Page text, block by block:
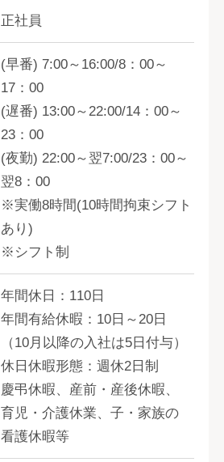
正社員
(早番) 7:00～16:00/8：00～
17：00
(遅番) 13:00～22:00/14：00～
23：00
(夜勤) 22:00～翌7:00/23：00～
翌8：00
※実働8時間(10時間拘束シフト
あり)
※シフト制
年間休日：110日
年間有給休暇：10日～20日
（10月以降の入社は5日付与）
休日休暇形態：週休2日制
慶弔休暇、産前・産後休暇、
育児・介護休業、子・家族の
看護休暇等